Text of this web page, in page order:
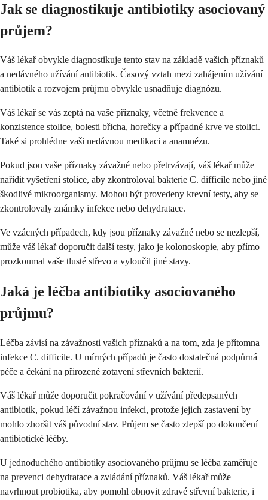
Jak se diagnostikuje antibiotiky asociovaný
průjem?
Váš lékař obvykle diagnostikuje tento stav na základě vašich příznaků
a nedávného užívání antibiotik. Časový vztah mezi zahájením užívání
antibiotik a rozvojem průjmu obvykle usnadňuje diagnózu.
Váš lékař se vás zeptá na vaše příznaky, včetně frekvence a
konzistence stolice, bolesti břicha, horečky a případné krve ve stolici.
Také si prohlédne vaši nedávnou medikaci a anamnézu.
Pokud jsou vaše příznaky závažné nebo přetrvávají, váš lékař může
nařídit vyšetření stolice, aby zkontroloval bakterie C. difficile nebo jiné
škodlivé mikroorganismy. Mohou být provedeny krevní testy, aby se
zkontrolovaly známky infekce nebo dehydratace.
Ve vzácných případech, kdy jsou příznaky závažné nebo se nezlepší,
může váš lékař doporučit další testy, jako je kolonoskopie, aby přímo
prozkoumal vaše tlusté střevo a vyloučil jiné stavy.
Jaká je léčba antibiotiky asociovaného
průjmu?
Léčba závisí na závažnosti vašich příznaků a na tom, zda je přítomna
infekce C. difficile. U mírných případů je často dostatečná podpůrná
péče a čekání na přirozené zotavení střevních bakterií.
Váš lékař může doporučit pokračování v užívání předepsaných
antibiotik, pokud léčí závažnou infekci, protože jejich zastavení by
mohlo zhoršit váš původní stav. Průjem se často zlepší po dokončení
antibiotické léčby.
U jednoduchého antibiotiky asociovaného průjmu se léčba zaměřuje
na prevenci dehydratace a zvládání příznaků. Váš lékař může
navrhnout probiotika, aby pomohl obnovit zdravé střevní bakterie, i